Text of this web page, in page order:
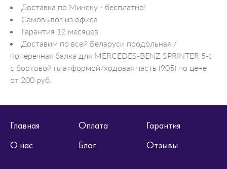
Доставка по Минску - бесплатно!
Самовывоз из офиса
Гарантия 12 месяцев
Доставим по всей Беларуси продольная /
поперечная балка для MERCEDES-BENZ SPRINTER 5-t
c бортовой платформой/ходовая часть (905) по цене
от 200 руб.
Главная Оплата
Гарантия
О нас
Блог Отзывы